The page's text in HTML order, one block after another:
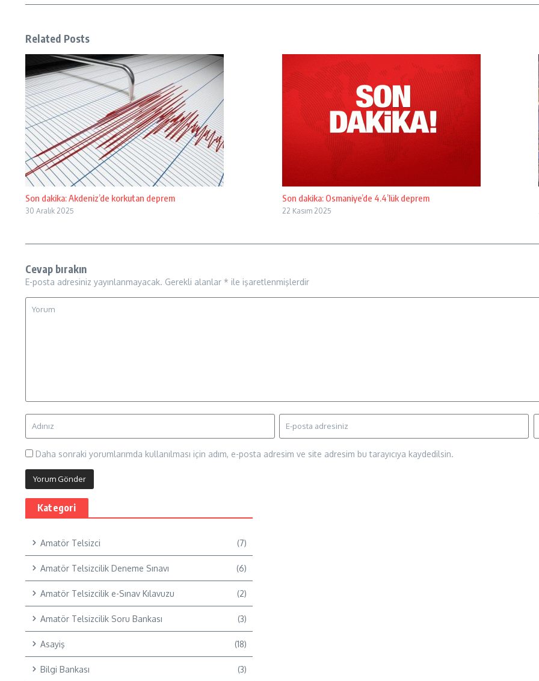
Related Posts
Son dakika: Akdeniz’de korkutan deprem
30 Aralık 2025
Son dakika: Osmaniye’de 4.4’lük deprem
22 Kasım 2025
Cevap bırakın
E-posta adresiniz yayınlanmayacak. Gerekli alanlar * ile işaretlenmişlerdir
Daha sonraki yorumlarımda kullanılması için adım, e-posta adresim ve site adresim bu tarayıcıya kaydedilsin.
Kategori
Amatör Telsizci (7)
Amatör Telsizcilik Deneme Sınavı (6)
Amatör Telsizcilik e-Sınav Kılavuzu (2)
Amatör Telsizcilik Soru Bankası (3)
Asayiş (18)
Bilgi Bankası (3)